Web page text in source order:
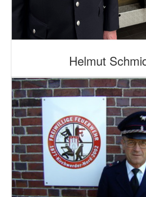
Helmut